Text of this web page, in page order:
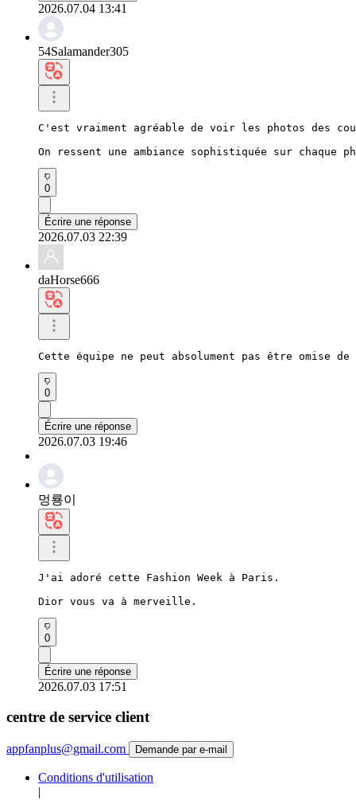
2026.07.04 13:41
54Salamander305
C'est vraiment agréable de voir les photos des
On ressent une ambiance sophistiquée sur chaque
0
Écrire une réponse
2026.07.03 22:39
daHorse666
Cette équipe ne peut absolument pas être omise
0
Écrire une réponse
2026.07.03 19:46
멍룡이
J'ai adoré cette Fashion Week à Paris.
Dior vous va à merveille.
0
Écrire une réponse
2026.07.03 17:51
centre de service client
appfanplus@gmail.com Demande par e-mail
Conditions d'utilisation
|